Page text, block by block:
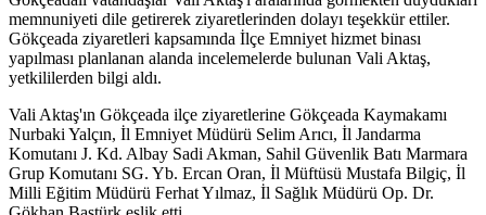
memnuniyeti dile getirerek ziyaretlerinden dolayı teşekkür ettiler.
Gökçeada ziyaretleri kapsamında İlçe Emniyet hizmet binası
yapılması planlanan alanda incelemelerde bulunan Vali Aktaş,
yetkililerden bilgi aldı.
Vali Aktaş'ın Gökçeada ilçe ziyaretlerine Gökçeada Kaymakamı
Nurbaki Yalçın, İl Emniyet Müdürü Selim Arıcı, İl Jandarma
Komutanı J. Kd. Albay Sadi Akman, Sahil Güvenlik Batı Marmara
Grup Komutanı SG. Yb. Ercan Oran, İl Müftüsü Mustafa Bilgiç, İl
Milli Eğitim Müdürü Ferhat Yılmaz, İl Sağlık Müdürü Op. Dr.